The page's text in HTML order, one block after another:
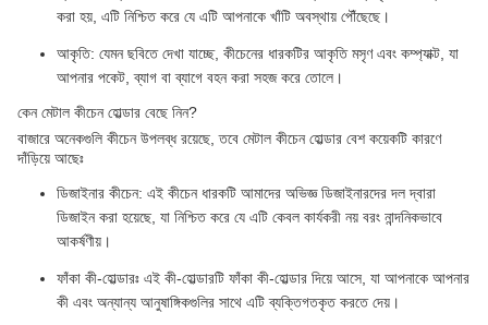
করা হয়, এটি নিশ্চিত করে যে এটি আপনাকে খাঁটি অবস্থায় পৌঁছেছে।
আকৃতি: যেমন ছবিতে দেখা যাচ্ছে, কীচেনের ধারকটির আকৃতি মসৃণ এবং কম্প্যাক্ট, যা
আপনার পকেট, ব্যাগ বা ব্যাগে বহন করা সহজ করে তোলে।
কেন মেটাল কীচেন হোল্ডার বেছে নিন?
বাজারে অনেকগুলি কীচেন উপলব্ধ রয়েছে, তবে মেটাল কীচেন হোল্ডার বেশ কয়েকটি কারণে
দাঁড়িয়ে আছেঃ
ডিজাইনার কীচেন: এই কীচেন ধারকটি আমাদের অভিজ্ঞ ডিজাইনারদের দল দ্বারা
ডিজাইন করা হয়েছে, যা নিশ্চিত করে যে এটি কেবল কার্যকরী নয় বরং নান্দনিকভাবে
আকর্ষণীয়।
ফাঁকা কী-হোল্ডারঃ এই কী-হোল্ডারটি ফাঁকা কী-হোল্ডার দিয়ে আসে, যা আপনাকে আপনার
কী এবং অন্যান্য আনুষাঙ্গিকগুলির সাথে এটি ব্যক্তিগতকৃত করতে দেয়।